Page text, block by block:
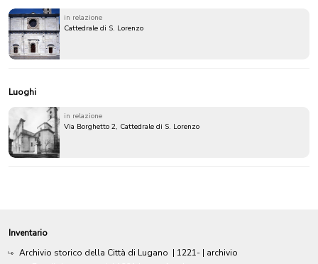
in relazione
Cattedrale di S. Lorenzo
Luoghi
in relazione
Via Borghetto 2, Cattedrale di S. Lorenzo
Inventario
Archivio storico della Città di Lugano | 1221- | archivio